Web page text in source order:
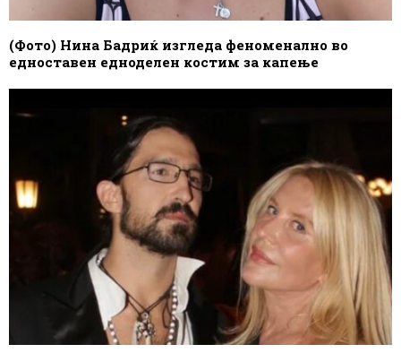
(Фото) Нина Бадриќ изгледа феноменално во
едноставен едноделен костим за капење